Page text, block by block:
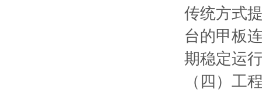
传统方式
台的甲板
期稳定运
（四）工